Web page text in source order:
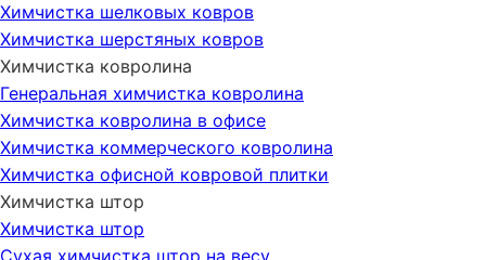
Химчистка шелковых ковров
Химчистка шерстяных ковров
Химчистка ковролина
Генеральная химчистка ковролина
Химчистка ковролина в офисе
Химчистка коммерческого ковролина
Химчистка офисной ковровой плитки
Химчистка штор
Химчистка штор
Сухая химчистка штор на весу